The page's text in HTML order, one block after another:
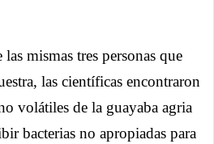
mismas tres personas que
las científicas encontraron
volátiles de la guayaba agria
bacterias no apropiadas para